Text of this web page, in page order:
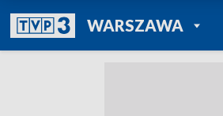
WARSZAWAPOWRÓT DO
TVP REGIONY